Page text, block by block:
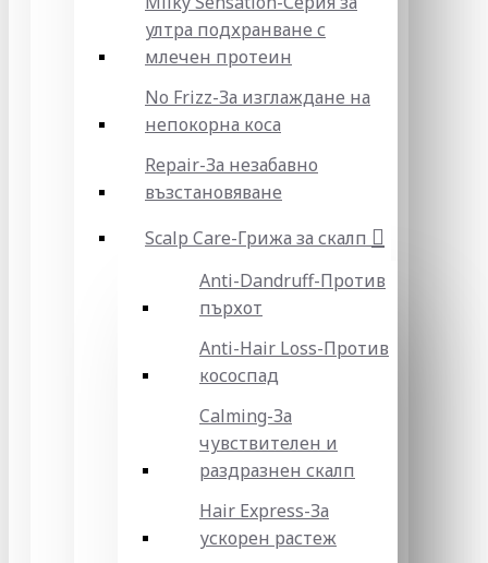
ултра подхранване с
млечен протеин
No Frizz-За изглаждане на
непокорна коса
Repair-За незабавно
възстановяване
Scalp Care-Грижа за скалп
Anti-Dandruff-Против
пърхот
Anti-Hair Loss-Против
кососпад
Calming-За
чувствителен и
раздразнен скалп
Hair Express-За
ускорен растеж